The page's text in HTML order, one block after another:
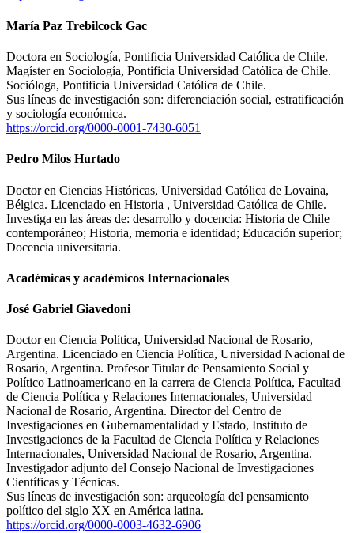
María Paz Trebilcock Gac
Doctora en Sociología, Pontificia Universidad Católica de Chile.
Magíster en Sociología, Pontificia Universidad Católica de Chile.
Socióloga, Pontificia Universidad Católica de Chile.
Sus líneas de investigación son: diferenciación social, estratificación
y sociología económica.
https://orcid.org/0000-0001-7430-6051
Pedro Milos Hurtado
Doctor en Ciencias Históricas, Universidad Católica de Lovaina,
Bélgica. Licenciado en Historia , Universidad Católica de Chile.
Investiga en las áreas de: desarrollo y docencia: Historia de Chile
contemporáneo; Historia, memoria e identidad; Educación superior;
Docencia universitaria.
Académicas y académicos Internacionales
José Gabriel Giavedoni
Doctor en Ciencia Política, Universidad Nacional de Rosario,
Argentina. Licenciado en Ciencia Política, Universidad Nacional de
Rosario, Argentina. Profesor Titular de Pensamiento Social y
Político Latinoamericano en la carrera de Ciencia Política, Facultad
de Ciencia Política y Relaciones Internacionales, Universidad
Nacional de Rosario, Argentina. Director del Centro de
Investigaciones en Gubernamentalidad y Estado, Instituto de
Investigaciones de la Facultad de Ciencia Política y Relaciones
Internacionales, Universidad Nacional de Rosario, Argentina.
Investigador adjunto del Consejo Nacional de Investigaciones
Científicas y Técnicas.
Sus líneas de investigación son: arqueología del pensamiento
político del siglo XX en América latina.
https://orcid.org/0000-0003-4632-6906